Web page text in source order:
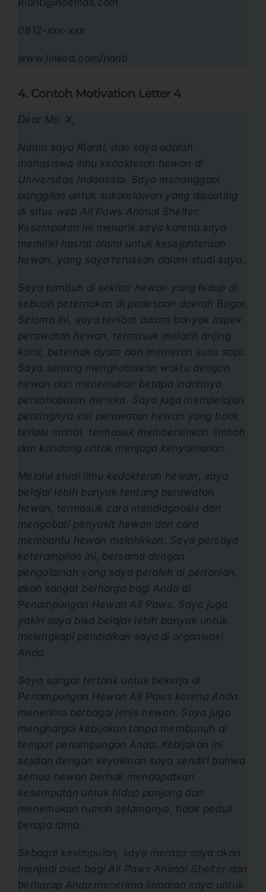
Rianti@noemail.com
0812-xxx-xxx
www.linked.com/rianti
4. Contoh Motivation Letter 4
Dear Ms. X,
Nama saya Rianti, dan saya adalah
mahasiswa ilmu kedokteran hewan di
Universitas Indonesia. Saya menanggapi
panggilan untuk sukarelawan yang diposting
di situs web All Paws Animal Shelter.
Kesempatan ini menarik saya karena saya
memiliki hasrat alami untuk kesejahteraan
hewan, yang saya teruskan dalam studi saya.
Saya tumbuh di sekitar hewan yang hidup di
sebuah peternakan di pedesaan daerah Bogor.
Selama ini, saya terlibat dalam banyak aspek
perawatan hewan, termasuk melatih anjing
kami, beternak ayam dan memerah susu sapi.
Saya senang menghabiskan waktu dengan
hewan dan menemukan betapa indahnya
persahabatan mereka. Saya juga mempelajari
pentingnya sisi perawatan hewan yang tidak
terlalu mahal, termasuk membersihkan limbah
dan kandang untuk menjaga kenyamanan.
Melalui studi ilmu kedokteran hewan, saya
belajar lebih banyak tentang perawatan
hewan, termasuk cara mendiagnosis dan
mengobati penyakit hewan dan cara
membantu hewan melahirkan. Saya percaya
keterampilan ini, bersama dengan
pengalaman yang saya peroleh di pertanian,
akan sangat berharga bagi Anda di
Penampungan Hewan All Paws. Saya juga
yakin saya bisa belajar lebih banyak untuk
melengkapi pendidikan saya di organisasi
Anda.
Saya sangat tertarik untuk bekerja di
Penampungan Hewan All Paws karena Anda
menerima berbagai jenis hewan. Saya juga
menghargai kebijakan tanpa membunuh di
tempat penampungan Anda. Kebijakan ini
sejalan dengan keyakinan saya sendiri bahwa
semua hewan berhak mendapatkan
kesempatan untuk hidup panjang dan
menemukan rumah selamanya, tidak peduli
berapa lama.
Sebagai kesimpulan, saya merasa saya akan
menjadi aset bagi All Paws Animal Shelter dan
berharap Anda menerima lamaran saya untuk